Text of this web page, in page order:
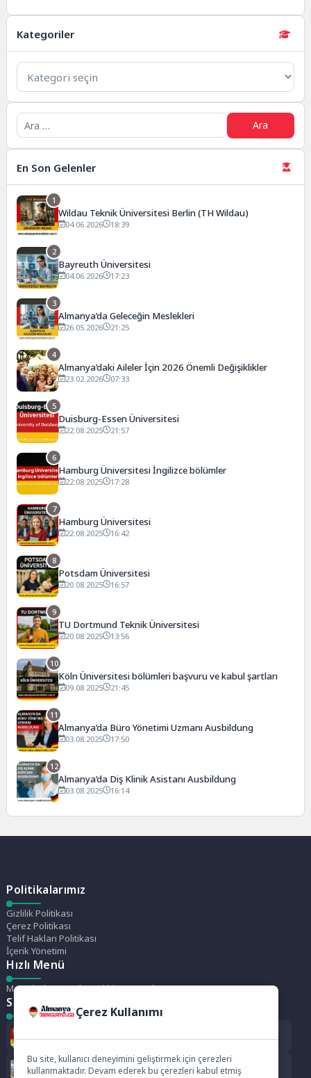
Kategoriler
En Son Gelenler
1
Wildau Teknik Üniversitesi Berlin (TH Wildau)
04.06.2026 18:39
2
Bayreuth Üniversitesi
04.06.2026 17:23
3
Almanya’da Geleceğin Meslekleri
26.05.2026 21:25
4
Almanya’daki Aileler İçin 2026 Önemli Değişiklikler
23.02.2026 07:33
5
Duisburg-Essen Üniversitesi
22.08.2025 21:57
6
Hamburg Üniversitesi İngilizce bölümler
22.08.2025 17:28
7
Hamburg Üniversitesi
22.08.2025 16:42
8
Potsdam Üniversitesi
20.08.2025 16:57
9
TU Dortmund Teknik Üniversitesi
20.08.2025 13:56
10
Köln Üniversitesi bölümleri başvuru ve kabul şartları
09.08.2025 21:45
11
Almanya’da Büro Yönetimi Uzmanı Ausbildung
03.08.2025 17:50
12
Almanya’da Diş Klinik Asistanı Ausbildung
03.08.2025 16:14
Politikalarımız
Gizlilik Politikası
Çerez Politikası
Telif Hakları Politikası
İçerik Yönetimi
Hızlı Menü
Menü bulunamadı. Yeni bir menü oluştur.
Son Yazılar
Bayreuth Üniversitesi
Çerez Kullanımı
Bu site, kullanıcı deneyimini geliştirmek için çerezleri
kullanmaktadır. Devam ederek bu çerezleri kabul etmiş